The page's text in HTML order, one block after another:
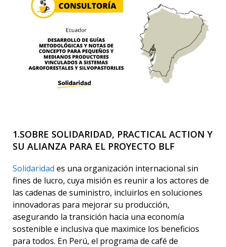
1.SOBRE SOLIDARIDAD, PRACTICAL ACTION Y
SU ALIANZA PARA EL PROYECTO BLF
Solidaridad es una organización internacional sin
fines de lucro, cuya misión es reunir a los actores de
las cadenas de suministro, incluirlos en soluciones
innovadoras para mejorar su producción,
asegurando la transición hacia una economía
sostenible e inclusiva que maximice los beneficios
para todos. En Perú, el programa de café de